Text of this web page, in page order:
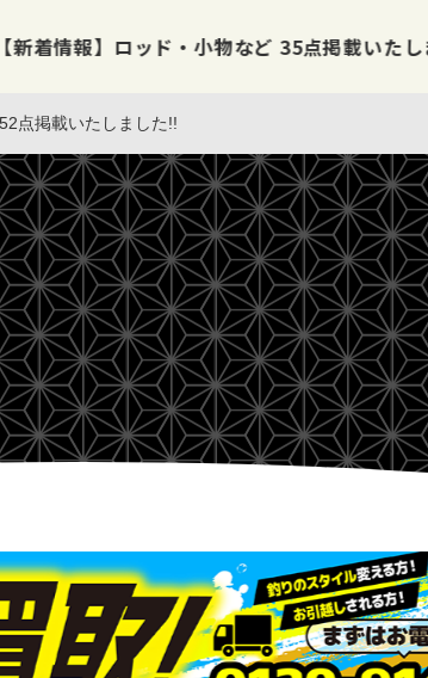
ッド・小物など 35点掲載いたしました!!
点掲載いたしました!!